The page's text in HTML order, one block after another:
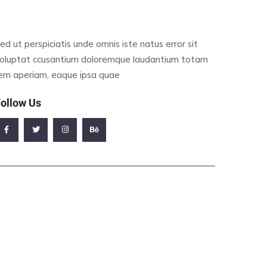
ut perspiciatis unde omnis iste natus error sit
ccusantium doloremque laudantium totam
aperiam, eaque ipsa quae
Us